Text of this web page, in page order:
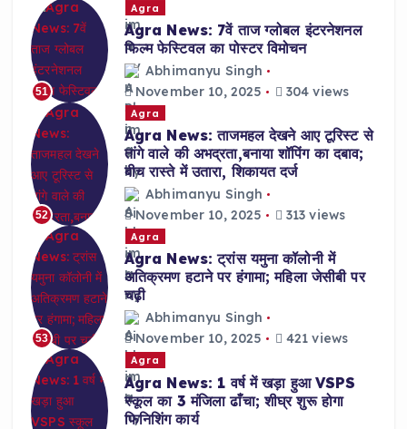
51
Agra
Agra News: 7वें ताज ग्लोबल इंटरनेशनल
फिल्म फेस्टिवल का पोस्टर विमोचन
Abhimanyu Singh
November 10, 2025
304 views
52
Agra
Agra News: ताजमहल देखने आए टूरिस्ट से
तांगे वाले की अभद्रता,बनाया शॉपिंग का दबाव;
बीच रास्ते में उतारा, शिकायत दर्ज
Abhimanyu Singh
November 10, 2025
313 views
53
Agra
Agra News: ट्रांस यमुना कॉलोनी में
अतिक्रमण हटाने पर हंगामा; महिला जेसीबी पर
चढ़ी
Abhimanyu Singh
November 10, 2025
421 views
Agra
Agra News: 1 वर्ष में खड़ा हुआ VSPS
स्कूल का 3 मंजिला ढाँचा; शीघ्र शुरू होगा
फिनिशिंग कार्य